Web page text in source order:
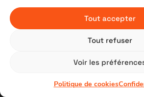
Tout accepter
Tout refuser
Voir les
Politique de cookies
compris la découpe et le
parachèvement, pour
divers matériaux.
© 2026
Laser. Tous
réservés.